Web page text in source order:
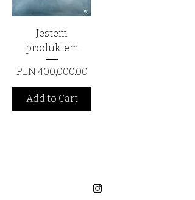
Jestem
produktem
Price
PLN 400,000.00
Add to Cart